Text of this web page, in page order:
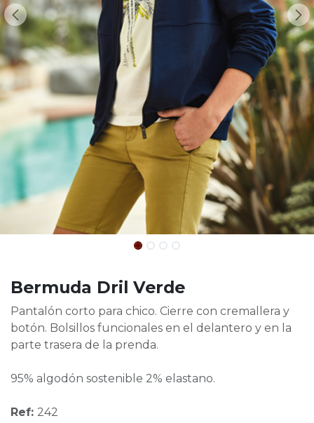
Bermuda Dril Verde
Pantalón corto para chico. Cierre con cremallera y
botón. Bolsillos funcionales en el delantero y en la
parte trasera de la prenda.
95% algodón sostenible 2% elastano.
Ref: 242